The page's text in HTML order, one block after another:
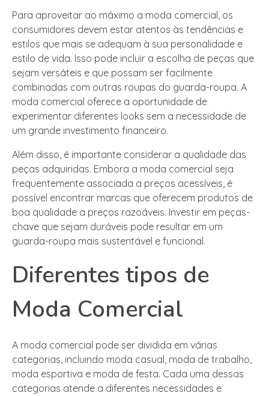
Para aproveitar ao máximo a moda comercial, os
consumidores devem estar atentos às tendências e
estilos que mais se adequam à sua personalidade e
estilo de vida. Isso pode incluir a escolha de peças que
sejam versáteis e que possam ser facilmente
combinadas com outras roupas do guarda-roupa. A
moda comercial oferece a oportunidade de
experimentar diferentes looks sem a necessidade de
um grande investimento financeiro.
Além disso, é importante considerar a qualidade das
peças adquiridas. Embora a moda comercial seja
frequentemente associada a preços acessíveis, é
possível encontrar marcas que oferecem produtos de
boa qualidade a preços razoáveis. Investir em peças-
chave que sejam duráveis pode resultar em um
guarda-roupa mais sustentável e funcional.
Diferentes tipos de
Moda Comercial
A moda comercial pode ser dividida em várias
categorias, incluindo moda casual, moda de trabalho,
moda esportiva e moda de festa. Cada uma dessas
categorias atende a diferentes necessidades e